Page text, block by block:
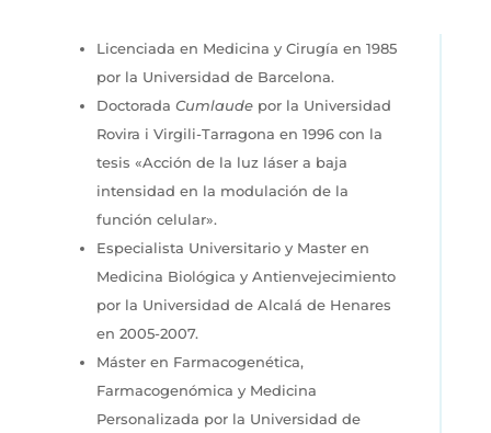
Licenciada en Medicina y Cirugía en 1985
por la Universidad de Barcelona.
Doctorada Cumlaude por la Universidad
Rovira i Virgili-Tarragona en 1996 con la
tesis «Acción de la luz láser a baja
intensidad en la modulación de la
función celular».
Especialista Universitario y Master en
Medicina Biológica y Antienvejecimiento
por la Universidad de Alcalá de Henares
en 2005-2007.
Máster en Farmacogenética,
Farmacogenómica y Medicina
Personalizada por la Universidad de